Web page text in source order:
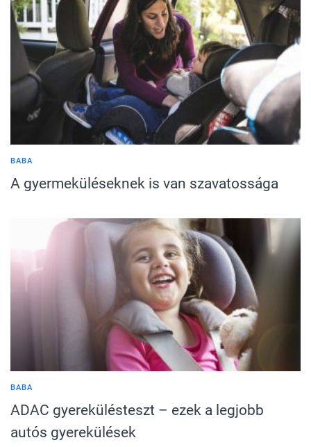
BABA
A gyermeküléseknek is van szavatossága
BABA
ADAC gyerekülésteszt – ezek a legjobb
autós gyerekülések